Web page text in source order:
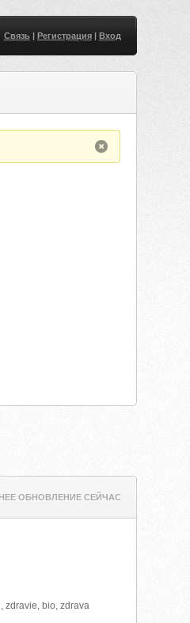
Связь| Регистрация| Вход
ОБНОВЛЕНИЕ СЕЙЧАС
zdravie, bio, zdrava